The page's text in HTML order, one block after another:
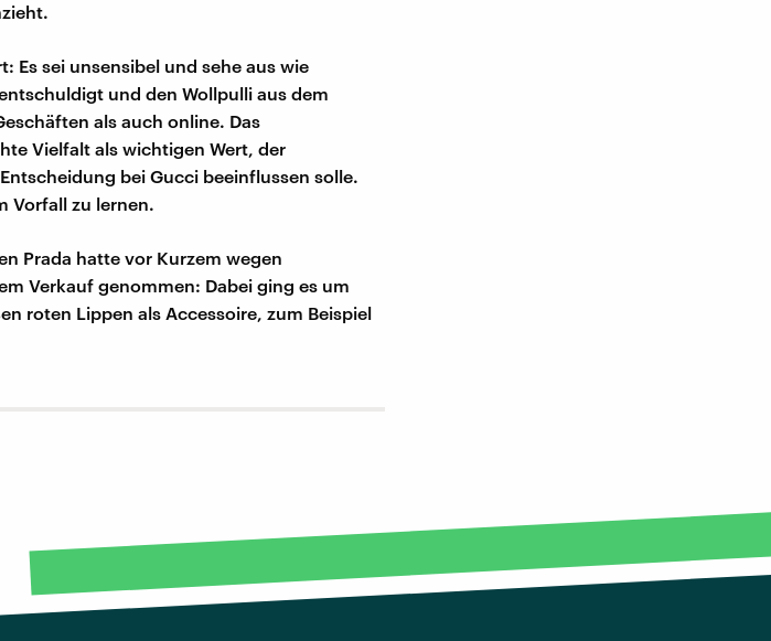
Es sei unsensibel und sehe aus wie
und den Wollpulli aus dem
als auch online. Das
Vielfalt als wichtigen Wert, der
bei Gucci beeinflussen solle.
Vorfall zu lernen.
Prada hatte vor Kurzem wegen
Verkauf genommen: Dabei ging es um
roten Lippen als Accessoire, zum Beispiel